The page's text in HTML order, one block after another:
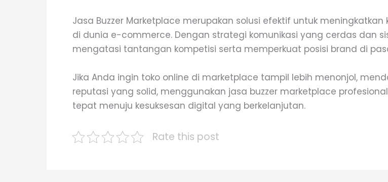
Jasa Buzzer Marketplace merupakan solusi efektif untuk
di dunia e-commerce. Dengan strategi komunikasi yang cerdas dan
mengatasi tantangan kompetisi serta memperkuat posisi brand di
Jika Anda ingin toko online di marketplace tampil lebih menonjol,
reputasi yang solid, menggunakan jasa buzzer marketplace
tepat menuju kesuksesan digital yang berkelanjutan.
Rate this post